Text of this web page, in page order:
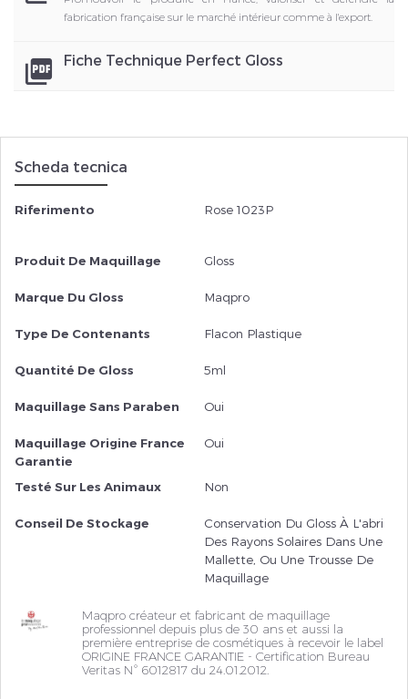
fabrication française sur le marché intérieur comme à l'export.
picture_as_pdf Fiche Technique Perfect Gloss
Scheda tecnica
Riferimento Rose 1023P
Produit De Maquillage Gloss
Marque Du Gloss Maqpro
Type De Contenants Flacon Plastique
Quantité De Gloss 5ml
Maquillage Sans Paraben Oui
Maquillage Origine France
Garantie
Oui
Testé Sur Les Animaux Non
Conseil De Stockage
Conservation Du Gloss À L'abri
Des Rayons Solaires Dans Une
Mallette, Ou Une Trousse De
Maquillage
Maqpro créateur et fabricant de maquillage
professionnel depuis plus de 30 ans et aussi la
première entreprise de cosmétiques à recevoir le label
ORIGINE FRANCE GARANTIE - Certification Bureau
Veritas N° 6012817 du 24.01.2012.